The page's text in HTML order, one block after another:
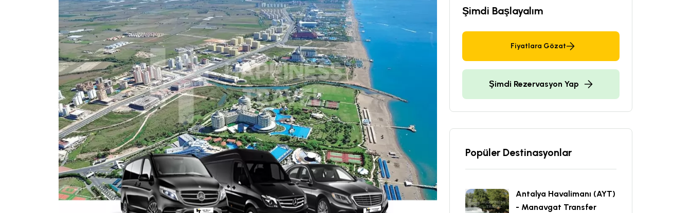
Şimdi Başlayalım
Fiyatlara Gözat
Şimdi Rezervasyon Yap
Popüler Destinasyonlar
Antalya Havalimanı (AYT)
- Manavgat Transfer